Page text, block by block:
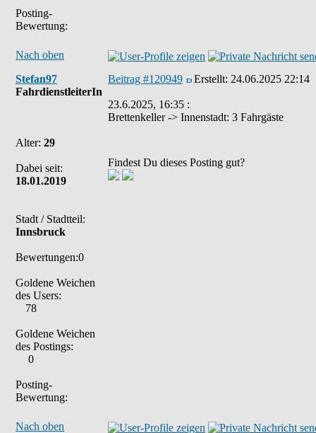
Posting-
Bewertung:
Nach oben
Stefan97
FahrdienstleiterIn
Alter: 29
Dabei seit:
18.01.2019
Stadt / Stadtteil:
Innsbruck
Bewertungen:0
Goldene Weichen
des Users:
78
Goldene Weichen
des Postings:
0
Posting-
Bewertung:
Beitrag #120949 Erstellt: 24.06.2025 22:14
23.6.2025, 16:35 :
Brettenkeller -> Innenstadt: 3 Fahrgäste
Findest Du dieses Posting gut?
Nach oben